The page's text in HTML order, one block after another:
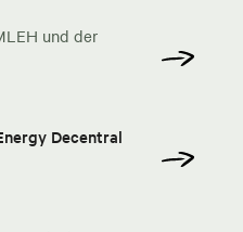
und der
Decentral